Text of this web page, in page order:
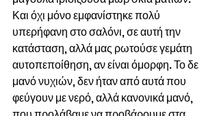
Και όχι μόνο εμφανίστηκε πολύ
υπερήφανη στο σαλόνι, σε αυτή την
κατάσταση, αλλά μας ρωτούσε γεμάτη
αυτοπεποίθηση, αν είναι όμορφη. Το δε
μανό νυχιών, δεν ήταν από αυτά που
φεύγουν με νερό, αλλά κανονικά μανό,